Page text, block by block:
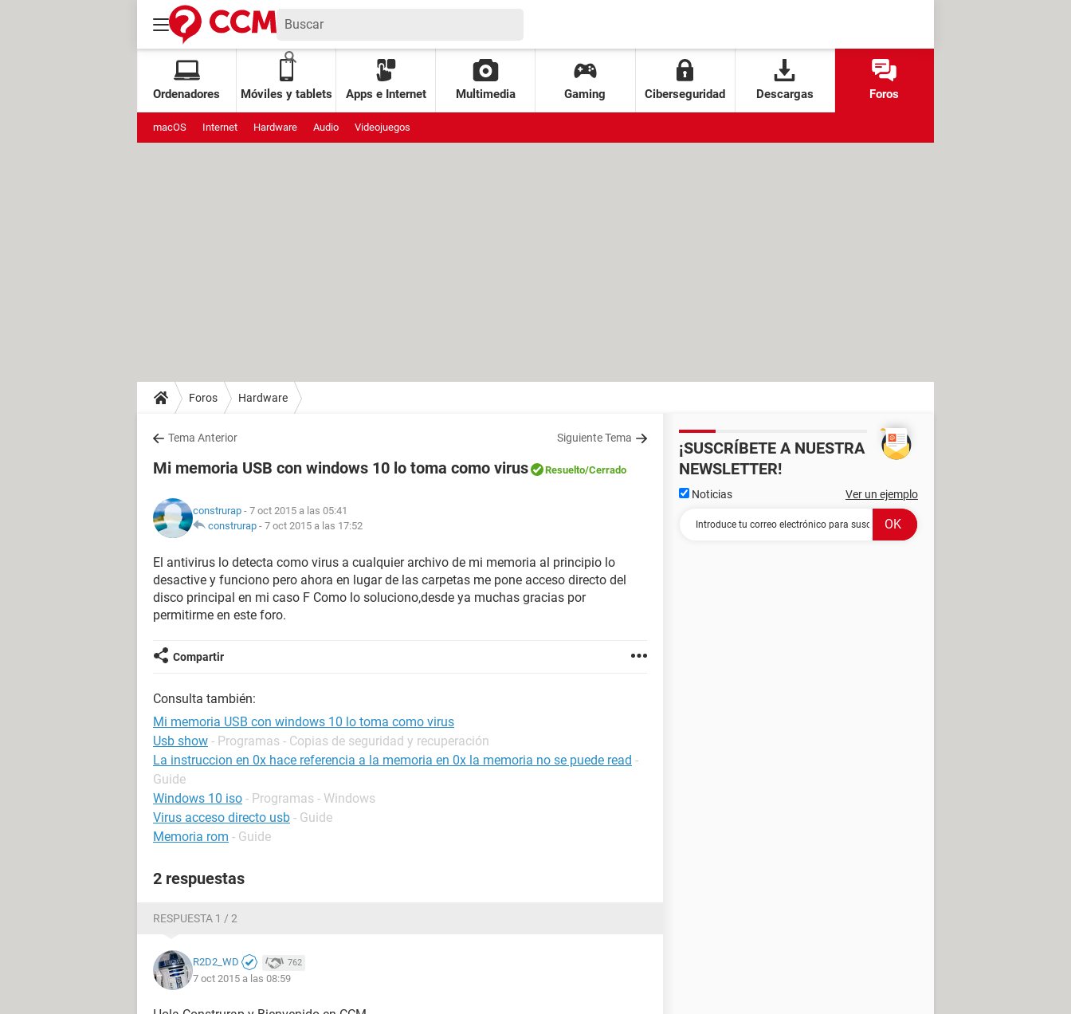
Ordenadores Móviles y tablets Apps e Internet Multimedia Gaming Ciberseguridad Descargas Foros
macOS Internet Hardware Audio Videojuegos
Foros Hardware
Tema Anterior Siguiente Tema
Mi memoria USB con windows 10 lo toma como virus Resuelto/Cerrado
construrap - 7 oct 2015 a las 05:41
construrap - 7 oct 2015 a las 17:52
El antivirus lo detecta como virus a cualquier archivo de mi memoria al principio lo
desactive y funciono pero ahora en lugar de las carpetas me pone acceso directo del
disco principal en mi caso F Como lo soluciono,desde ya muchas gracias por
permitirme en este foro.
Compartir
Consulta también:
Mi memoria USB con windows 10 lo toma como virus
Usb show - Programas - Copias de seguridad y recuperación
La instruccion en 0x hace referencia a la memoria en 0x la memoria no se puede read -
Guide
Windows 10 iso - Programas - Windows
Virus acceso directo usb - Guide
Memoria rom - Guide
2 respuestas
RESPUESTA 1 / 2
R2D2_WD 762
7 oct 2015 a las 08:59
¡SUSCRÍBETE A NUESTRA
NEWSLETTER!
Noticias Ver un ejemplo